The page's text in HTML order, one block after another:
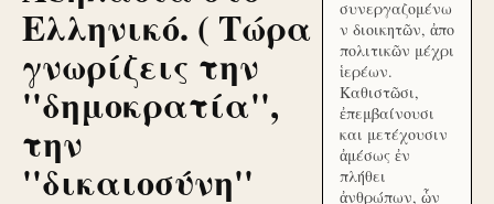
Ελληνικό. ( Τώρα
γνωρίζεις την
''δημοκρατία'',
την
''δικαιοσύνη''
συνεργαζομένω
ν διοικητῶν, ἀπο
πολιτικῶν μέχρι
ἱερέων.
Καθιστῶσι,
ἐπεμβαίνουσι
και μετέχουσιν
ἀμέσως ἐν
πλήθει
ἀνθρώπων, ὧν